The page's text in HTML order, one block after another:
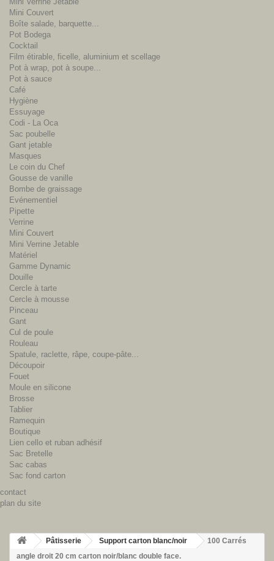
Mini Couvert
Boîte salade, barquette...
Pot Bodega
Cocktail
Film étirable, ficelle, aluminium et scellage
Pot à wrap, pot à soupe...
Pot à sauce
Café
Hygiène
Essuyage
Codi - La Oca
Sac poubelle
Gant jetable
Masques
Le coin du Chef
Gousse de vanille
Bombe de graissage
Evénementiel
Pipette
Verrine
Mini Couvert
Mini Verrine Jetable
Matériel
Gamme Dynamic
Douille
Cercle à tarte
Cercle à mousse
Pinceau
Gant
Cul de poule
Rouleau
Spatule, raclette, râpe, coupe-pâte...
Découpoir
Fouet
Moule en silicone
Brosse
Tablier
Ramequin
Boutique
Lien cello et ruban adhésif
Sac Bretelle
Sac cabas
Sac fond carton
contact
plan du site
Pâtisserie Support carton blanc/noir
100 Carrés
angle droit 20 cm carton noir/blanc double face.